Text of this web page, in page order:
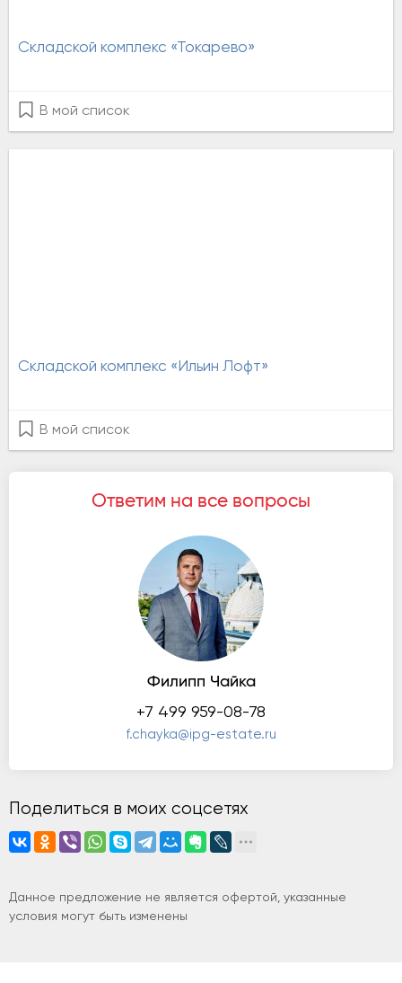
Складской комплекс «Токарево»
В мой список
Складской комплекс «Ильин Лофт»
В мой список
Ответим на все вопросы
Филипп Чайка
+7 499 959-08-78
f.chayka@ipg-estate.ru
Поделиться в моих соцсетях
Данное предложение не является офертой, указанные
условия могут быть изменены